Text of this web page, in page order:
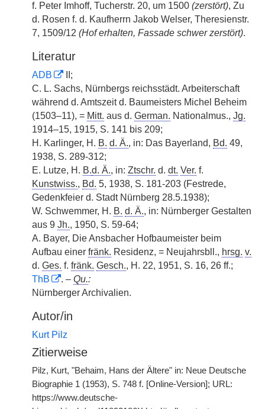
f. Peter Imhoff, Tucherstr. 20, um 1500 (zerstört), Zu
d. Rosen f. d. Kaufherrn Jakob Welser, Theresienstr.
7, 1509/12 (Hof erhalten, Fassade schwer zerstört).
Literatur
ADB
II;
C. L. Sachs, Nürnbergs reichsstädt. Arbeiterschaft
während d. Amtszeit d. Baumeisters Michel Beheim
(1503–11), = Mitt. aus d. German. Nationalmus., Jg.
1914–15, 1915, S. 141 bis 209;
H. Karlinger, H. B. d. Ä., in: Das Bayerland, Bd. 49,
1938, S. 289-312;
E. Lutze, H. B.d. Ä., in: Ztschr. d. dt. Ver. f.
Kunstwiss., Bd. 5, 1938, S. 181-203 (Festrede,
Gedenkfeier d. Stadt Nürnberg 28.5.1938);
W. Schwemmer, H. B. d. Ä., in: Nürnberger Gestalten
aus 9 Jh., 1950, S. 59-64;
A. Bayer, Die Ansbacher Hofbaumeister beim
Aufbau einer fränk. Residenz, = Neujahrsbll., hrsg. v.
d. Ges. f. fränk. Gesch., H. 22, 1951, S. 16, 26 ff.;
ThB
. – Qu.:
Nürnberger Archivalien.
Autor/in
Kurt Pilz
Zitierweise
Pilz, Kurt, "Behaim, Hans der Ältere" in: Neue Deutsche
Biographie 1 (1953), S. 748 f. [Online-Version]; URL:
https://www.deutsche-